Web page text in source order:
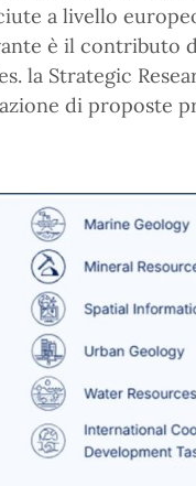
a livello
è il contributo
la Strategic
di proposte